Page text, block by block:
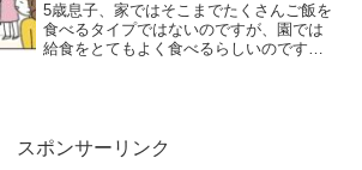
5歳息子、家ではそこまでたくさんご飯を
食べるタイプではないのですが、園では
給食をとてもよく食べるらしいのです。
スポンサーリンク